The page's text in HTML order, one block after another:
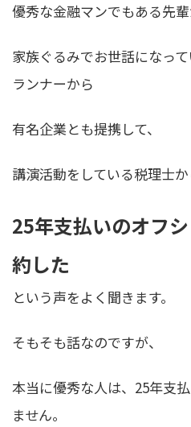
優秀な金融マンでもある先
家族ぐるみでお世話になっ
ランナーから
有名企業とも提携して、
講演活動をしている税理士か
25年支払いのオフ
約した
という声をよく聞きます。
そもそも話なのですが、
本当に優秀な人は、25年支
ません。